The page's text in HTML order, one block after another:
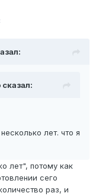
лет. что я
лет", потому как
сего
раз, и